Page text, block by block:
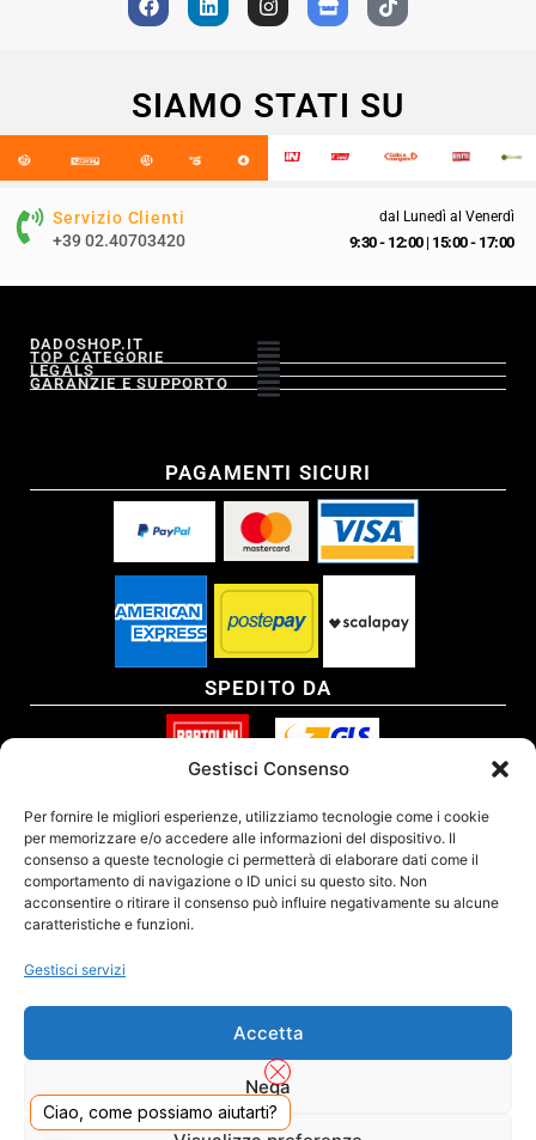
Gestisci Consenso
Per fornire le migliori esperienze, utilizziamo tecnologie come i cookie
per memorizzare e/o accedere alle informazioni del dispositivo. Il
consenso a queste tecnologie ci permetterà di elaborare dati come il
comportamento di navigazione o ID unici su questo sito. Non
acconsentire o ritirare il consenso può influire negativamente su alcune
caratteristiche e funzioni.
Gestisci servizi
Accetta
Nega
SIAMO STATI SU
Servizio Clienti
+39 02.40703420
dal Lunedì al Venerdì
9:30 - 12:00| 15:00 - 17:00
DADOSHOP.IT
TOP CATEGORIE
LEGALS
GARANZIE E SUPPORTO
PAGAMENTI SICURI
SPEDITO DA
DADO S.R.L. Unipersonale - Viale Enrico Forlanini 23 - 20134 Milano (MI) - Italy
Ciao, come possiamo aiutarti?